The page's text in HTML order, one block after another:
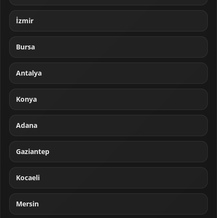
İzmir
Bursa
Antalya
Konya
Adana
Gaziantep
Kocaeli
Mersin